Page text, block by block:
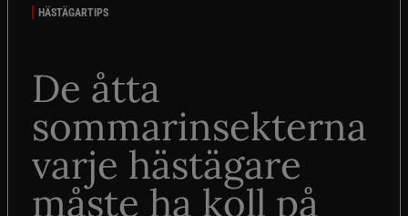
HÄSTÄGARTIPS
De åtta
sommarinsekterna
varje hästägare
måste ha koll på